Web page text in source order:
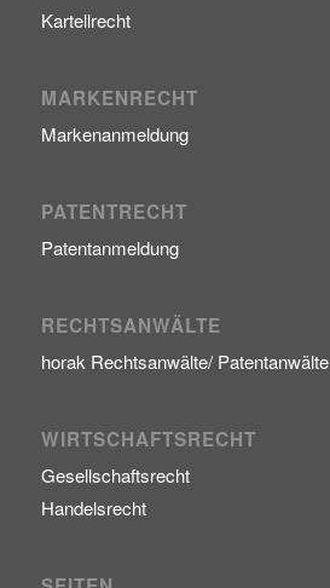
Kartellrecht
MARKENRECHT
Markenanmeldung
PATENTRECHT
Patentanmeldung
RECHTSANWÄLTE
horak Rechtsanwälte/ Patentanwälte
WIRTSCHAFTSRECHT
Gesellschaftsrecht
Handelsrecht